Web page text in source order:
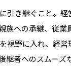
引き継ぐこと。
族への承継、従業
視野に入れ、経営
継者へのスムーズ